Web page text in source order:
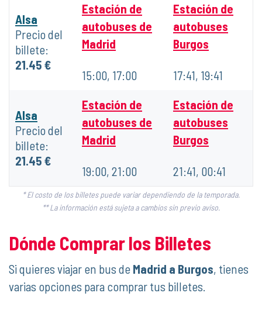
Alsa
Precio del
billete:
21.45 €
Estación de
autobuses de
Madrid
15:00, 17:00
Estación de
autobuses
Burgos
17:41, 19:41
Alsa
Precio del
billete:
21.45 €
Estación de
autobuses de
Madrid
19:00, 21:00
Estación de
autobuses
Burgos
21:41, 00:41
* El costo de los billetes puede variar dependiendo de la temporada.
** La información está sujeta a cambios sin previo aviso.
Dónde Comprar los Billetes
Si quieres viajar en bus de Madrid a Burgos, tienes
varias opciones para comprar tus billetes.